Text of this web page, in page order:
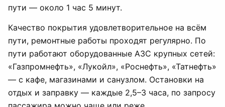
пути — около 1 час 5 минут.
Качество покрытия удовлетворительное на всём
пути, ремонтные работы проходят регулярно. По
пути работают оборудованные АЗС крупных сетей:
«Газпромнефть», «Лукойл», «Роснефть», «Татнефть»
— с кафе, магазинами и санузлом. Остановки на
отдых и заправку — каждые 2,5–3 часа, по запросу